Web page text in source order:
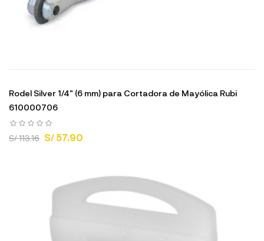
Rodel Silver 1/4" (6 mm) para Cortadora de Mayólica Rubi
610000706
S/ 113.16 S/ 57.90